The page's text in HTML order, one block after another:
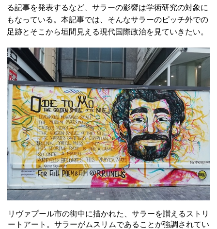
る記事を発表するなど、サラーの影響は学術研究の対象に
もなっている。本記事では、そんなサラーのピッチ外での
足跡とそこから垣間見える現代国際政治を見ていきたい。
リヴァプール市の街中に描かれた、サラーを讃えるストリ
ートアート。サラーがムスリムであることが強調されてい